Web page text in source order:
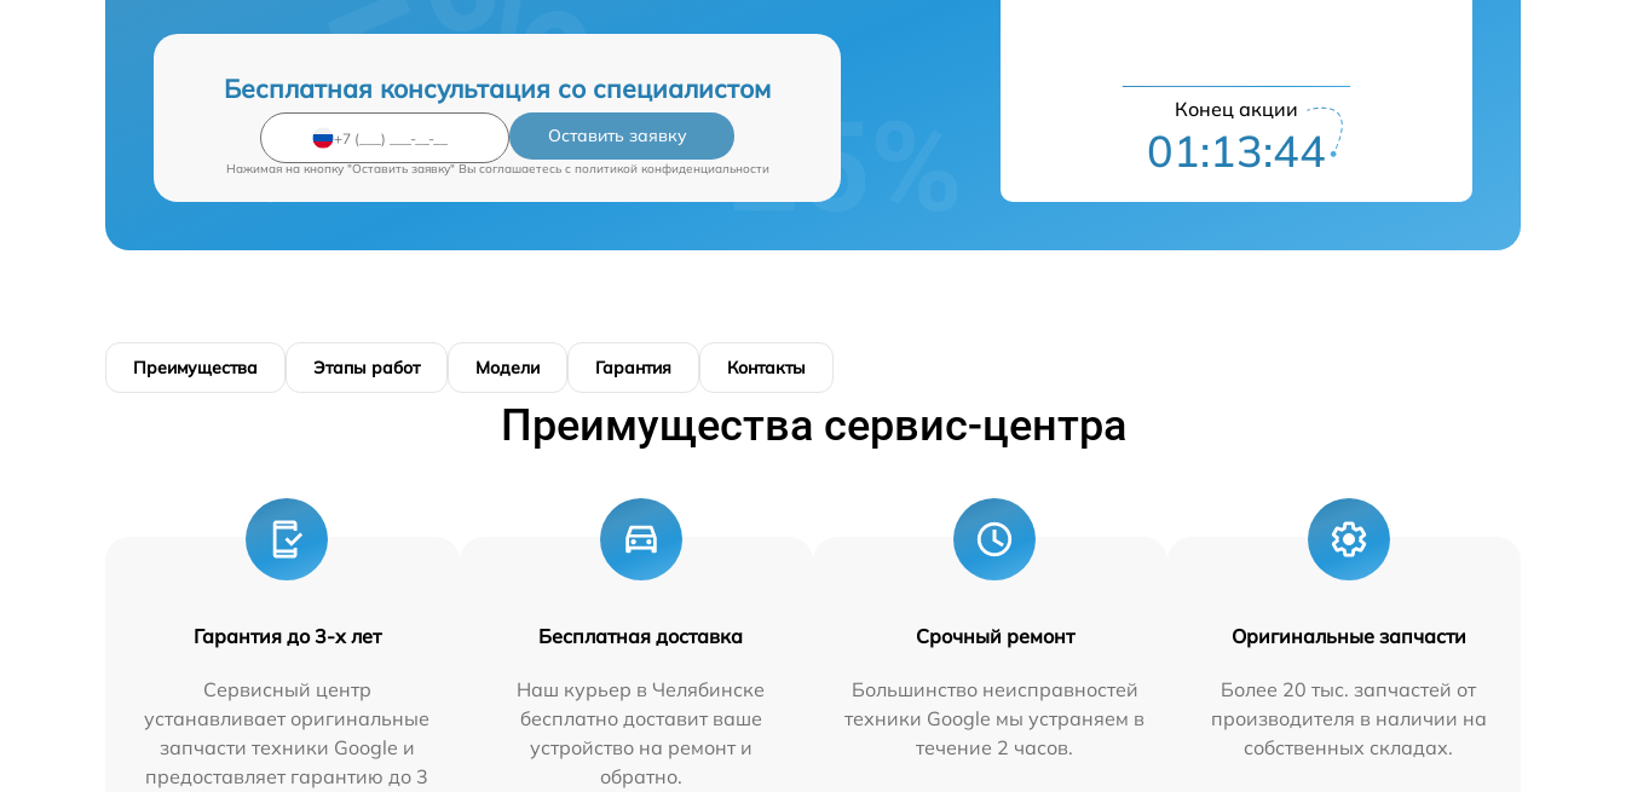
Бесплатная консультация со специалистом
Оставить заявку
Нажимая на кнопку "Оставить заявку" Вы соглашаетесь c политикой конфиденциальности
Конец акции
01:13:43
Преимущества Этапы работ Модели Гарантия Контакты
Преимущества сервис-центра
Гарантия до 3-х лет
Сервисный центр
устанавливает оригинальные
запчасти техники Google и
предоставляет гарантию до 3
Бесплатная доставка
Наш курьер в Челябинске
бесплатно доставит ваше
устройство на ремонт и
обратно.
Срочный ремонт
Большинство неисправностей
техники Google мы устраняем в
течение 2 часов.
Оригинальные запчасти
Более 20 тыс. запчастей от
производителя в наличии на
собственных складах.